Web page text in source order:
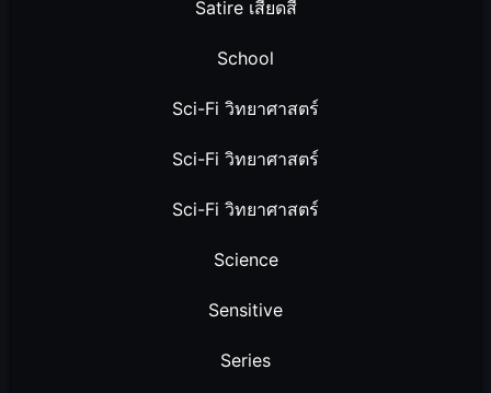
Satire เสียดสี
School
Sci-Fi วิทยาศาสตร์
Sci-Fi วิทยาศาสตร์
Sci-Fi วิทยาศาสตร์
Science
Sensitive
Series